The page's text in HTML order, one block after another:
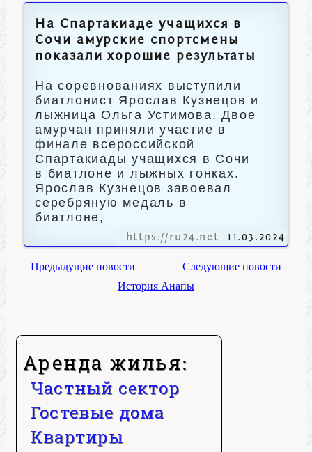
Аренда жилья:
Частный сектор
Гостевые дома
Квартиры
На Спартакиаде учащихся в
Сочи амурские спортсмены
показали хорошие результаты
На соревнованиях выступили
биатлонист Ярослав Кузнецов и
лыжница Ольга Устимова. Двое
амурчан приняли участие в
финале всероссийской
Спартакиады учащихся в Сочи
в биатлоне и лыжных гонках.
Ярослав Кузнецов завоевал
серебряную медаль в
биатлоне,
https://ru24.net 11.03.2024
Предыдущие новости
Следующие новости
История Анапы